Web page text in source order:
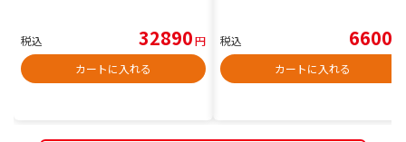
税込 32890円
カートに入れる
税込 6600
カートに入れる